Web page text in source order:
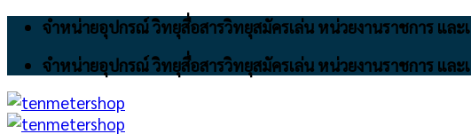
Skip
content
จำหน่ายอุปกรณ์ วิทยุสื่อสารวิทยุสมัครเล่น หน่วยงานราชการ และ
จำหน่ายอุปกรณ์ วิทยุสื่อสารวิทยุสมัครเล่น หน่วยงานราชการ และ